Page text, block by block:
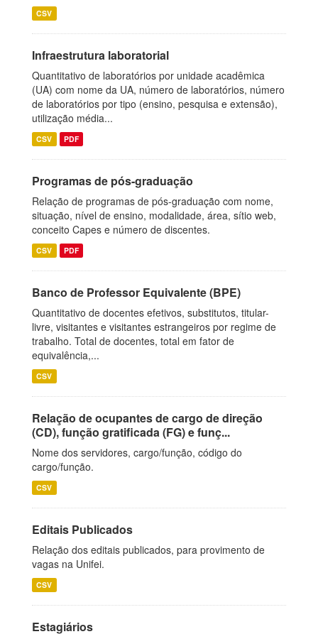
CSV
Infraestrutura laboratorial
Quantitativo de laboratórios por unidade acadêmica
(UA) com nome da UA, número de laboratórios, número
de laboratórios por tipo (ensino, pesquisa e extensão),
utilização média...
CSV PDF
Programas de pós-graduação
Relação de programas de pós-graduação com nome,
situação, nível de ensino, modalidade, área, sítio web,
conceito Capes e número de discentes.
CSV PDF
Banco de Professor Equivalente (BPE)
Quantitativo de docentes efetivos, substitutos, titular-
livre, visitantes e visitantes estrangeiros por regime de
trabalho. Total de docentes, total em fator de
equivalência,...
CSV
Relação de ocupantes de cargo de direção
(CD), função gratificada (FG) e funç...
Nome dos servidores, cargo/função, código do
cargo/função.
CSV
Editais Publicados
Relação dos editais publicados, para provimento de
vagas na Unifei.
CSV
Estagiários